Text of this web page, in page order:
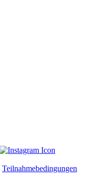
Teilnahmebedingungen